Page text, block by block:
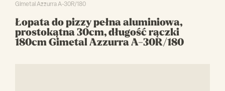
piece
do
pizzy
do
ciasta
do
ciasta
do
pizzy
asortyment
Gimetal Azzurra A-30R/180
Łopata do pizzy pełna aluminiowa,
prostokątna 30cm, długość rączki
180cm Gimetal Azzurra A-30R/180